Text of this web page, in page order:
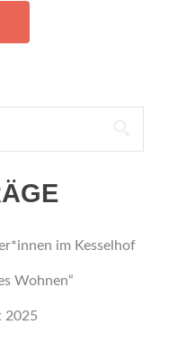
im Kesselhof
Wohnen“
2025